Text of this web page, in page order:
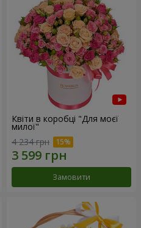
Квіти в коробці "Для моєї
милої"
4 234 грн
Замовити